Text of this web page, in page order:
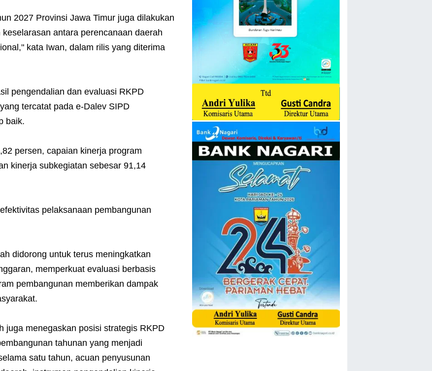
2027 Provinsi Jawa Timur juga dilakukan
antara perencanaan daerah
kata Iwan, dalam rilis yang diterima
pengendalian dan evaluasi RKPD
tercatat pada e-Dalev SIPD
baik.
persen, capaian kinerja program
kinerja subkegiatan sebesar 91,14
pelaksanaan pembangunan
didorong untuk terus meningkatkan
memperkuat evaluasi berbasis
pembangunan memberikan dampak
juga menegaskan posisi strategis RKPD
tahunan yang menjadi
satu tahun, acuan penyusunan